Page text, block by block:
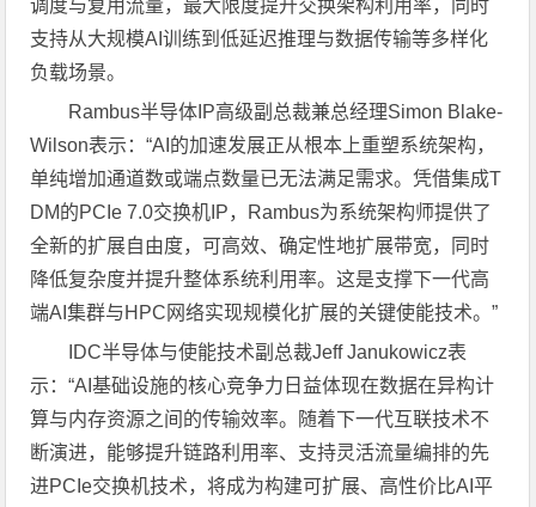
调度与复用流量，最大限度提升交换架构利用率，同时
支持从大规模AI训练到低延迟推理与数据传输等多样化
负载场景。
Rambus半导体IP高级副总裁兼总经理Simon Blake-
Wilson表示：“AI的加速发展正从根本上重塑系统架构，
单纯增加通道数或端点数量已无法满足需求。凭借集成T
DM的PCIe 7.0交换机IP，Rambus为系统架构师提供了
全新的扩展自由度，可高效、确定性地扩展带宽，同时
降低复杂度并提升整体系统利用率。这是支撑下一代高
端AI集群与HPC网络实现规模化扩展的关键使能技术。”
IDC半导体与使能技术副总裁Jeff Janukowicz表
示：“AI基础设施的核心竞争力日益体现在数据在异构计
算与内存资源之间的传输效率。随着下一代互联技术不
断演进，能够提升链路利用率、支持灵活流量编排的先
进PCIe交换机技术，将成为构建可扩展、高性价比AI平